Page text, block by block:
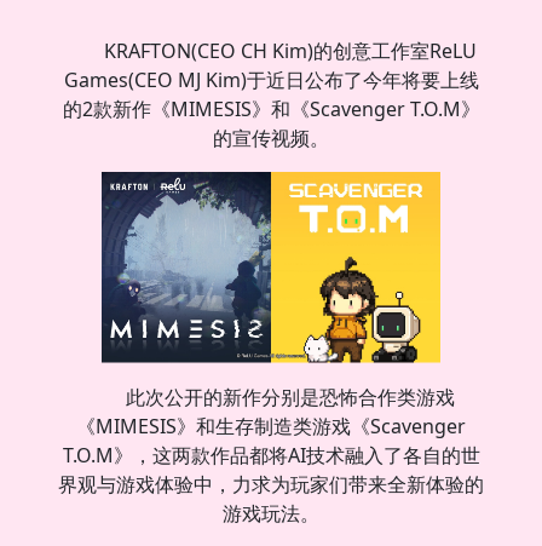
KRAFTON(CEO CH Kim)的创意工作室ReLU
Games(CEO MJ Kim)于近日公布了今年将要上线
的2款新作《MIMESIS》和《Scavenger T.O.M》
的宣传视频。
此次公开的新作分别是恐怖合作类游戏
《MIMESIS》和生存制造类游戏《Scavenger
T.O.M》，这两款作品都将AI技术融入了各自的世
界观与游戏体验中，力求为玩家们带来全新体验的
游戏玩法。